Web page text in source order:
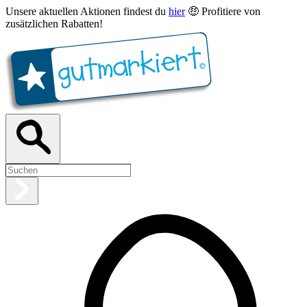
Unsere aktuellen Aktionen findest du hier🤑 Profitiere von
zusätzlichen Rabatten!